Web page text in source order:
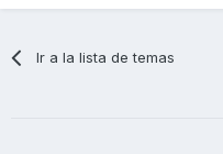
Ir a la lista de temas